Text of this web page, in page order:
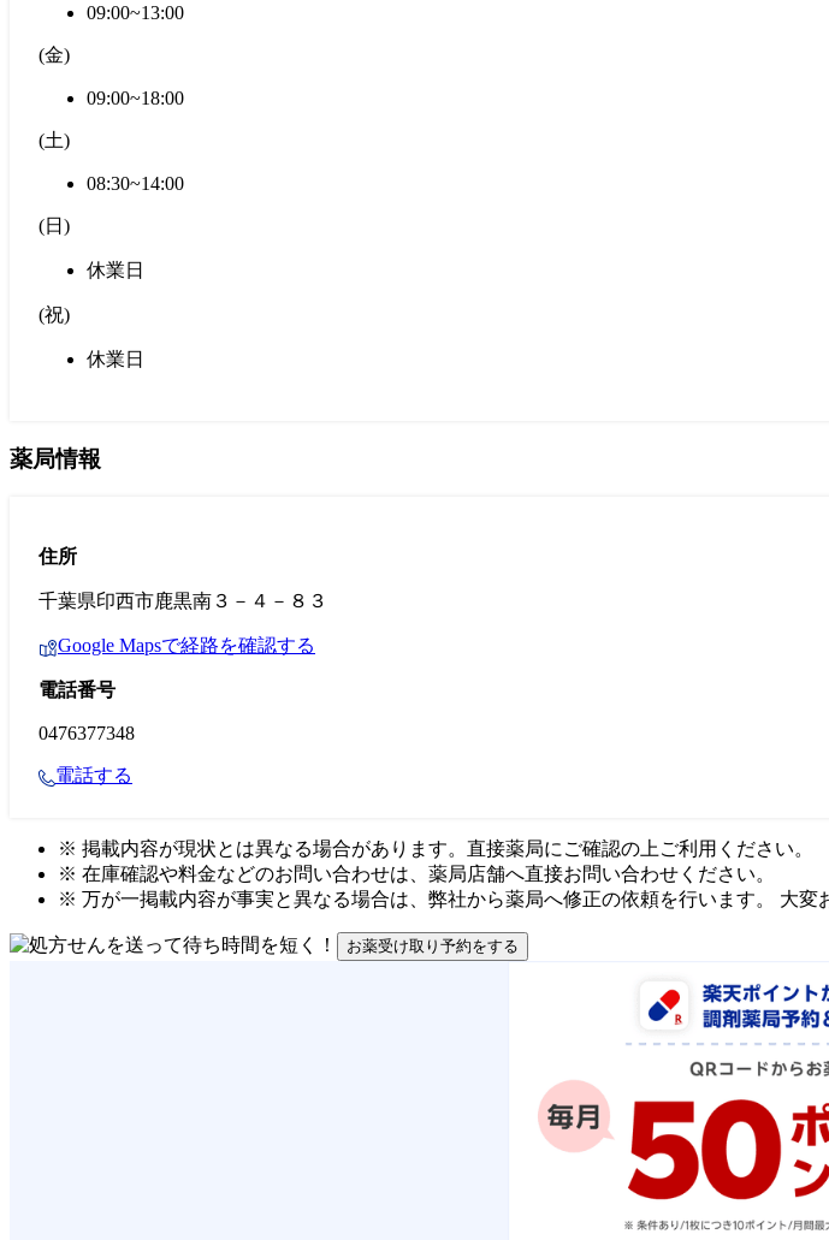
09:00~13:00
(金)
09:00~18:00
(土)
08:30~14:00
(日 )
休業日
(祝)
休業日
薬局情報
住所
千葉県印西市鹿黒南３－４－８３
Google Mapsで経路を確認する
電話番号
0476377348
電話する
※ 掲載内容が現状とは異なる場合があります。直接薬局にご確認の上ご利用ください。
※ 在庫確認や料金などのお問い合わせは、薬局店舗へ直接お問い合わせください。
※ 万が一掲載内容が事実と異なる場合は、弊社から薬局へ修正の依頼を行います。 大変
お薬受け取り予約をする